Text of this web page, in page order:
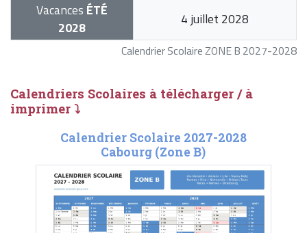
Calendrier Scolaire ZONE B 2027-2028
Vacances ÉTÉ
2028
4 juillet 2028
Calendriers Scolaires à télécharger / à
imprimer ⤵
Calendrier Scolaire 2027-2028
Cabourg (Zone B)